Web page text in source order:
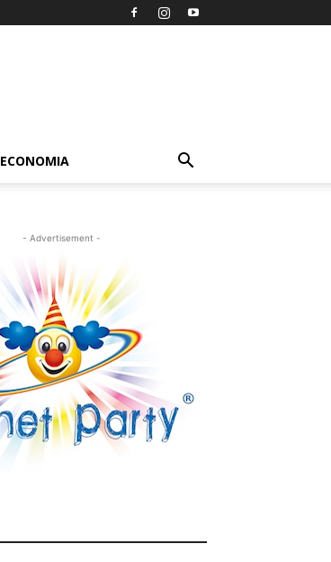
ECONOMIA
- Advertisement -